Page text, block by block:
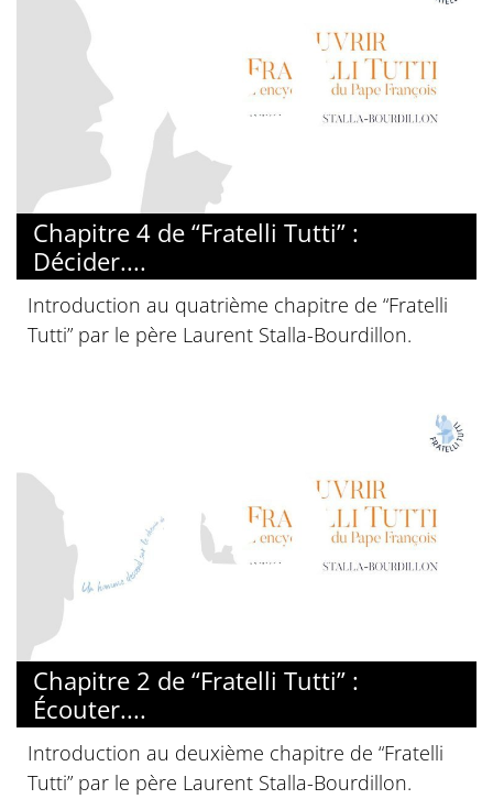
Chapitre 4 de “Fratelli Tutti” :
Décider....
Introduction au quatrième chapitre de “Fratelli
Tutti” par le père Laurent Stalla-Bourdillon.
Chapitre 2 de “Fratelli Tutti” :
Écouter....
Introduction au deuxième chapitre de “Fratelli
Tutti” par le père Laurent Stalla-Bourdillon.